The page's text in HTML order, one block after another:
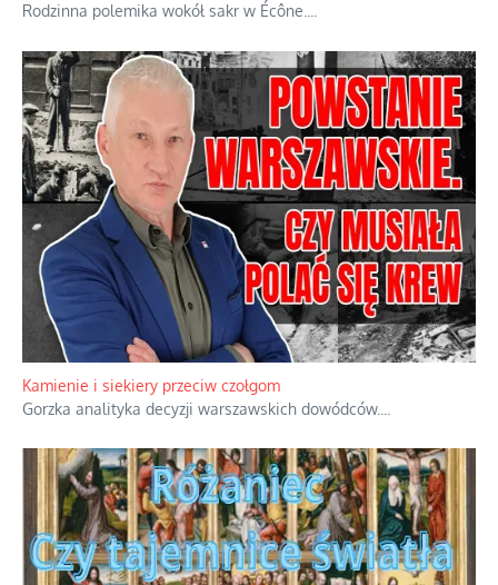
Rodzinna polemika wokół sakr w Écône.
Kamienie i siekiery przeciw czołgom
Gorzka analityka decyzji warszawskich dowódców.